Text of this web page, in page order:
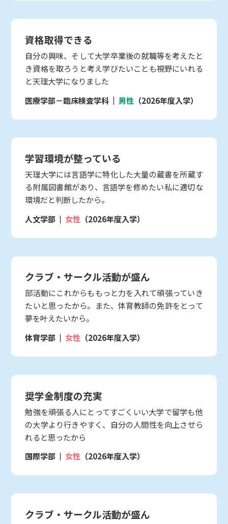
資格取得できる
自分の興味、そして大学卒業後の就職等を考えたと
き資格を取ろうと考え学びたいことも視野にいれる
と天理大学になりました
医療学部－臨床検査学科
男性 （2026年度入学）
学習環境が整っている
天理大学には言語学に特化した大量の蔵書を所蔵す
る附属図書館があり、言語学を修めたい私に適切な
環境だと判断したから。
人文学部
女性 （2026年度入学）
クラブ・サークル活動が盛ん
部活動にこれからももっと力を入れて頑張っていき
たいと思ったから。また、体育教師の免許をとって
夢を叶えたいから。
体育学部
女性 （2026年度入学）
奨学金制度の充実
勉強を頑張る人にとってすごくいい大学で留学も他
の大学より行きやすく、自分の人間性を向上させら
れると思ったから
国際学部
女性 （2026年度入学）
クラブ・サークル活動が盛ん